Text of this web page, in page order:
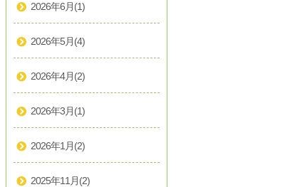
2026年6月(1)
2026年5月(4)
2026年4月(2)
2026年3月(1)
2026年1月(2)
2025年11月(2)